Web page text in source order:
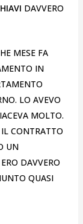
DAVVERO
MESE FA
IN
LO AVEVO
MOLTO.
CONTRATTO
UN
DAVVERO
QUASI